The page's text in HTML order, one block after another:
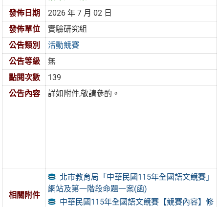
發佈日期
2026 年 7 月 02 日
發佈單位
實驗研究組
公告類別
活動競賽
公告等級
無
點閱次數
139
公告內容
詳如附件,敬請參酌。
相關附件
北市教育局「中華民國115年全國語文競賽」
網站及第一階段命題一案(函)
中華民國115年全國語文競賽【競賽內容】修